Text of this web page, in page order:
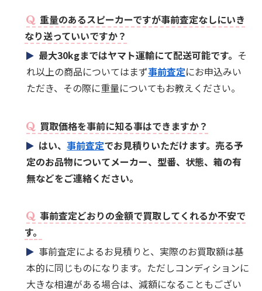
重量のあるスピーカーですが事前査定なしにいき
なり送っていいですか？
最大30kgまではヤマト運輸にて配送可能です。 そ
れ以上の商品についてはまず事前査定にお申込みい
ただき、その際に重量についてもお教えください。
買取価格を事前に知る事はできますか？
はい、事前査定でお見積りいただけます。売る予
定のお品物についてメーカー、型番、状態、箱の有
無などをご連絡ください。
事前査定どおりの金額で買取してくれるか不安で
す。
事前査定によるお見積りと、実際のお買取額は基
本的に同じものになります。ただしコンディションに
大きな相違がある場合は、減額になることもござい